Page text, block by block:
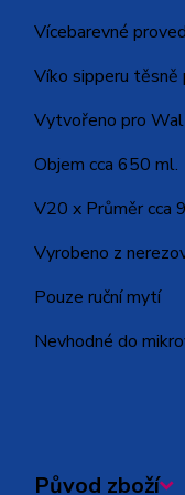
Vícebarevné
Víko sipperu těsně
Vytvořeno pro
Objem cca 650 ml.
V20 x Průměr cca
Vyrobeno z
Pouze ruční mytí
Nevhodné do
Původ zboží